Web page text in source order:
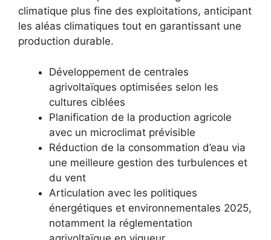
climatique plus fine des exploitations, anticipant
les aléas climatiques tout en garantissant une
production durable.
Développement de centrales
agrivoltaïques optimisées selon les
cultures ciblées
Planification de la production agricole
avec un microclimat prévisible
Réduction de la consommation d’eau via
une meilleure gestion des turbulences et
du vent
Articulation avec les politiques
énergétiques et environnementales 2025,
notamment la réglementation